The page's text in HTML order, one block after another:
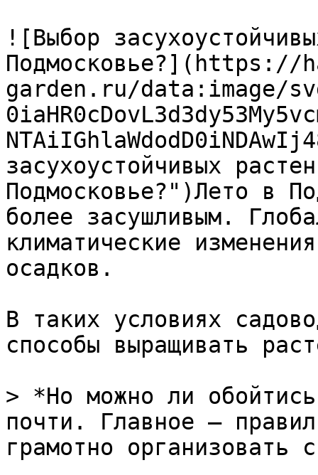
![Выбор
Подмосковье?](https://
garden.ru/data:image/
засухоустойчивых
Подмосковье?")Лето в
более засушливым.
климатические
осадков.
В таких условиях
способы выращивать
> *Но можно ли
почти. Главное —
грамотно организовать